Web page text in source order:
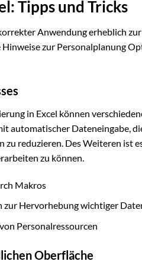
Tipps und Tricks
Anwendung erheblich
zur Personalplanung
in Excel können
automatischer Dateneingabe,
reduzieren. Des Weiteren ist
zu können.
Makros
Hervorhebung wichtiger
Personalressourcen
Oberfläche